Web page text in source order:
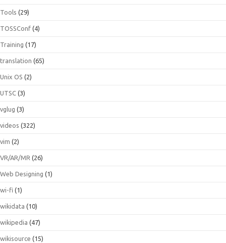
Tools (29)
TOSSConf (4)
Training (17)
translation (65)
Unix OS (2)
UTSC (3)
vglug (3)
videos (322)
vim (2)
VR/AR/MR (26)
Web Designing (1)
wi-fi (1)
wikidata (10)
wikipedia (47)
wikisource (15)